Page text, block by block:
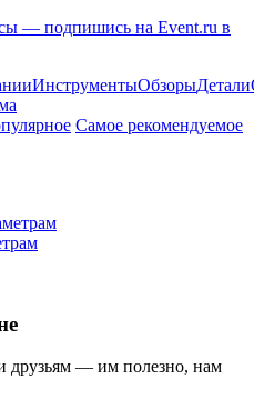
— подпишись на Event.ru в
ИнструментыОбзорыДетали
Самое рекомендуемое
друзьям — им полезно, нам